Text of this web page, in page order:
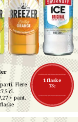
1 flaske
13,-
Flere
cl.
+ pant.